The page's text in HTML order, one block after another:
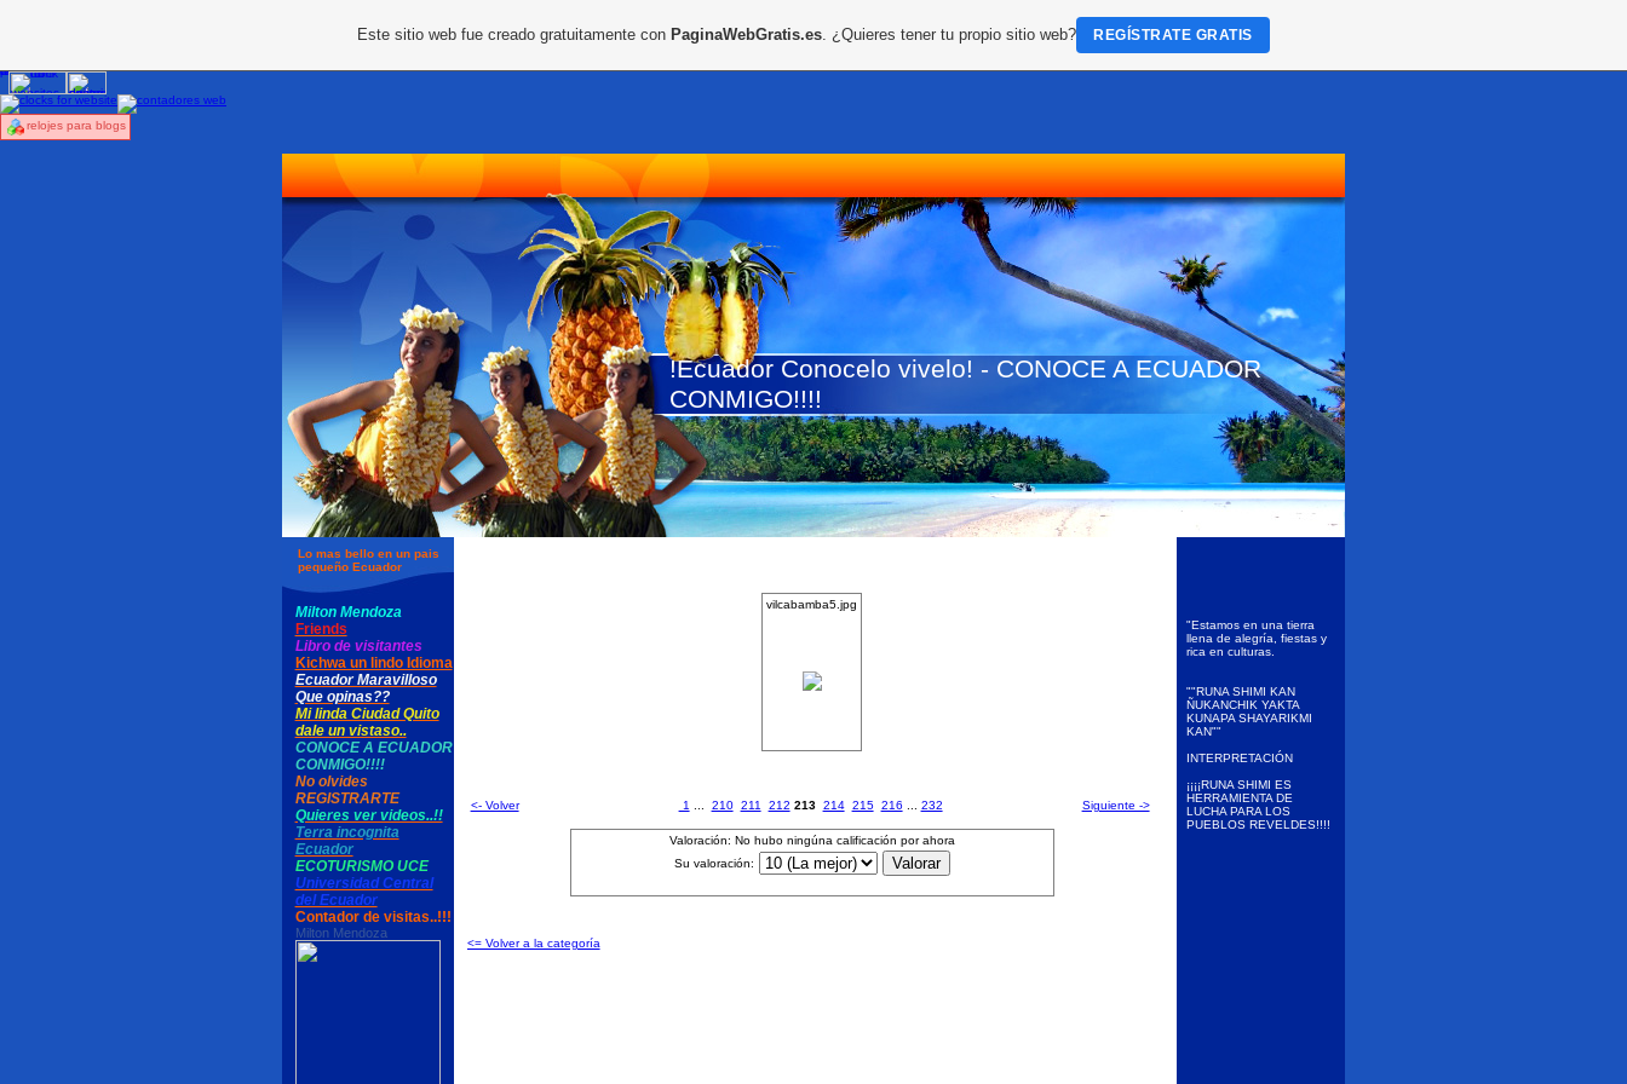
relojes para blogs
!Ecuador Conocelo vivelo! - CONOCE A ECUADOR
CONMIGO!!!!
Lo mas bello en un pais
pequeño Ecuador
Milton Mendoza
Friends
Libro de visitantes
Kichwa un lindo Idioma
Ecuador Maravilloso
Que opinas??
Mi linda Ciudad Quito
dale un vistaso..
CONOCE A ECUADOR
CONMIGO!!!!
No olvides
REGISTRARTE
Quieres ver videos..!!
Terra incognita
Ecuador
ECOTURISMO UCE
Universidad Central
del Ecuador
Contador de visitas..!!!
Milton Mendoza
vilcabamba5.jpg
<- Volver 1 210 211 212 213 214 215 216 232 Siguiente ->
Valoración: No hubo ningúna calificación por ahora
Su valoración:
<= Volver a la categoría
"Estamos en una tierra
llena de alegría, fiestas y
rica en culturas.
""RUNA SHIMI KAN
ÑUKANCHIK YAKTA
KUNAPA SHAYARIKMI
KAN""
INTERPRETACIÓN
¡¡¡¡RUNA SHIMI ES
HERRAMIENTA DE
LUCHA PARA LOS
PUEBLOS REVELDES!!!!
Este sitio web fue creado gratuitamente con PaginaWebGratis.es. ¿Quieres tener tu propio sitio web? REGÍSTRATE GRATIS